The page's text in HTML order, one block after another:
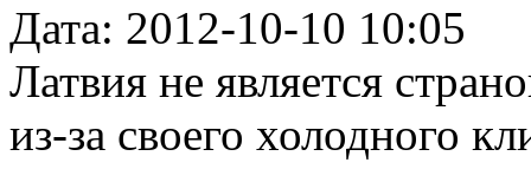
Дата: 2012-10-10 10:05
Латвия не является
из-за своего холодного